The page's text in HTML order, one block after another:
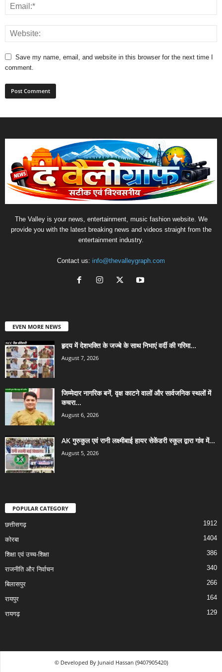
Save my name, email, and website in this browser for the next time I
comment.
The Valley is your news, entertainment, music fashion website. We
provide you with the latest breaking news and videos straight from the
entertainment industry.
Contact us: info@thevalleygraph.com
EVEN MORE NEWS
हृदय में देशभक्ति के जज्बे के साथ निभाएं वर्दी की गरिमा...
August 7, 2026
जिम्मेदार नागरिक बनें, वृक्ष काटने वालों और सार्वजनिक स्थलों में
कचरा...
August 6, 2026
AK गुरुकुल एवं रानी लक्ष्मीबाई हायर सेकेंडरी स्कूल द्वारा गांव में...
August 5, 2026
POPULAR CATEGORY
छत्तीसगढ़ 1912
कोरबा 1404
शिक्षा एवं उच्च-शिक्षा 386
राजनीति और निर्वाचन 340
बिलासपुर 266
रायपुर 164
रायगढ़ 129
© Developed By Junaid Hassan (9407905420)